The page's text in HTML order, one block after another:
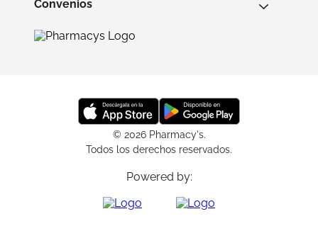
Convenios
© 2026 Pharmacy's.
Todos los derechos reservados.
Powered by: